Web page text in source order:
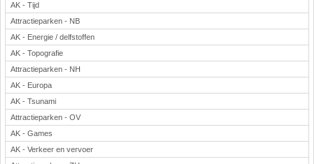
AK - Tijd
Attractieparken - NB
AK - Energie / delfstoffen
AK - Topografie
Attractieparken - NH
AK - Europa
AK - Tsunami
Attractieparken - OV
AK - Games
AK - Verkeer en vervoer